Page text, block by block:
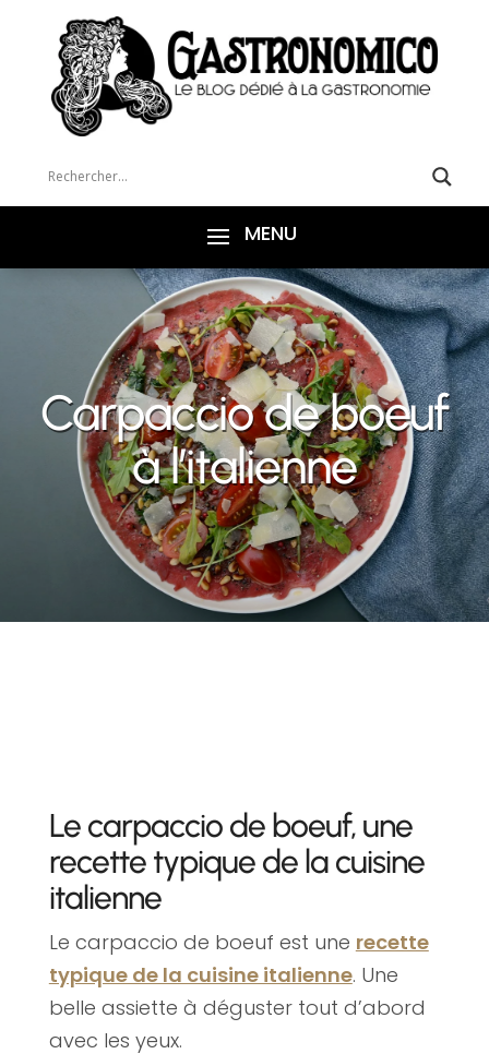
Carpaccio de boeuf
à l’italienne
Le carpaccio de boeuf, une
recette typique de la cuisine
italienne
Le carpaccio de boeuf est une recette
typique de la cuisine italienne. Une
belle assiette à déguster tout d’abord
avec les yeux.